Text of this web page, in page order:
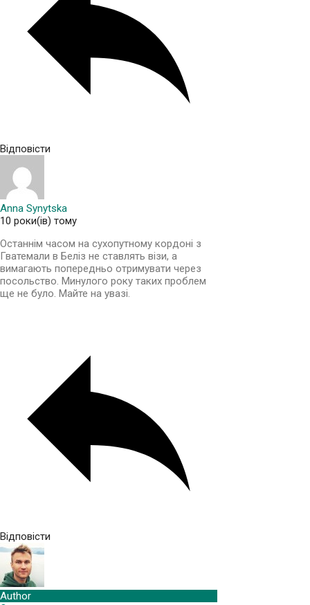
Відповісти
Anna Synytska
10 роки(ів) тому
Останнім часом на сухопутному кордоні з
Гватемали в Беліз не ставлять візи, а
вимагають попередньо отримувати через
посольство. Минулого року таких проблем
ще не було. Майте на увазі.
Відповісти
Author